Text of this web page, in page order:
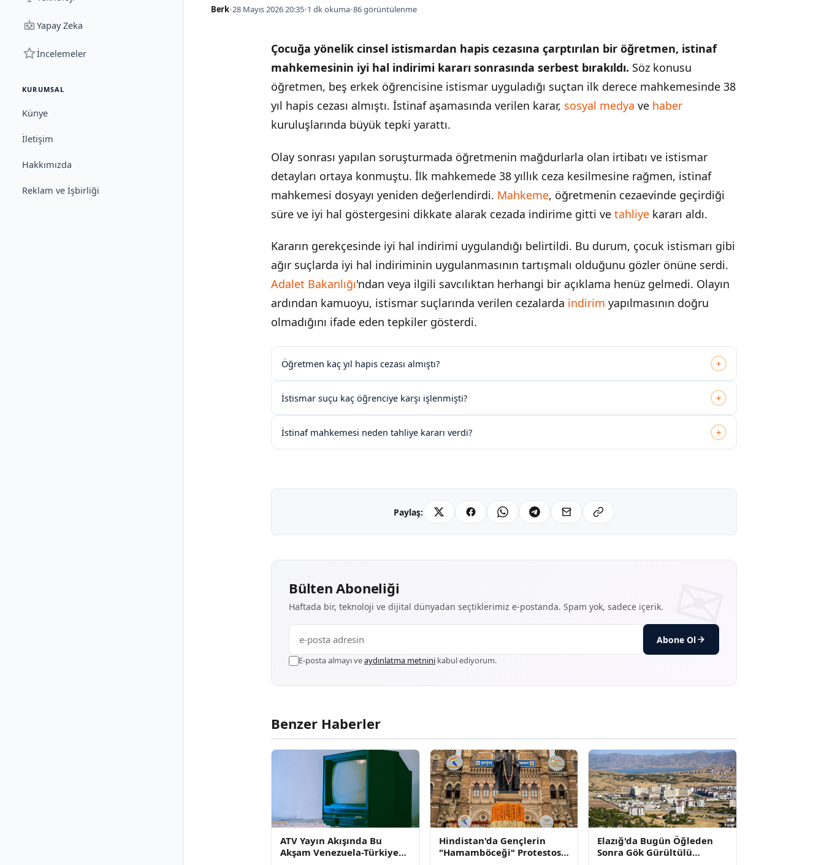
Yapay Zeka
İncelemeler
KURUMSAL
Künye
İletişim
Hakkımızda
Reklam ve İşbirliği
Berk•28 Mayıs 2026 20:35•1 dk okuma•86 görüntülenme
Çocuğa yönelik cinsel istismardan hapis cezasına çarptırılan bir öğretmen, istinaf
mahkemesinin iyi hal indirimi kararı sonrasında serbest bırakıldı. Söz konusu
öğretmen, beş erkek öğrencisine istismar uyguladığı suçtan ilk derece mahkemesinde 38
yıl hapis cezası almıştı. İstinaf aşamasında verilen karar, sosyal medya ve haber
kuruluşlarında büyük tepki yarattı.
Olay sonrası yapılan soruşturmada öğretmenin mağdurlarla olan irtibatı ve istismar
detayları ortaya konmuştu. İlk mahkemede 38 yıllık ceza kesilmesine rağmen, istinaf
mahkemesi dosyayı yeniden değerlendirdi. Mahkeme, öğretmenin cezaevinde geçirdiği
süre ve iyi hal göstergesini dikkate alarak cezada indirime gitti ve tahliye kararı aldı.
Kararın gerekçesinde iyi hal indirimi uygulandığı belirtildi. Bu durum, çocuk istismarı gibi
ağır suçlarda iyi hal indiriminin uygulanmasının tartışmalı olduğunu gözler önüne serdi.
Adalet Bakanlığı'ndan veya ilgili savcılıktan herhangi bir açıklama henüz gelmedi. Olayın
ardından kamuoyu, istismar suçlarında verilen cezalarda indirim yapılmasının doğru
olmadığını ifade eden tepkiler gösterdi.
Öğretmen kaç yıl hapis cezası almıştı? +
İstismar suçu kaç öğrenciye karşı işlenmişti? +
İstinaf mahkemesi neden tahliye kararı verdi? +
Paylaş:
Bülten Aboneliği
Haftada bir, teknoloji ve dijital dünyadan seçtiklerimiz e-postanda. Spam yok, sadece içerik.
Abone Ol
E-posta almayı veaydınlatma metnini kabul ediyorum.
Benzer Haberler
ATV Yayın Akışında Bu
Akşam Venezuela-Türkiye
Hindistan'da Gençlerin
"Hamamböceği" Protestosu
Elazığ'da Bugün Öğleden
Sonra Gök Gürültülü